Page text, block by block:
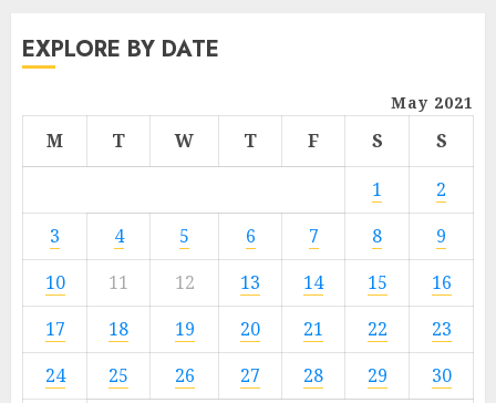
EXPLORE BY DATE
May 2021
M T W T F S
S
1
2
3
4 5 6 7 8
9
10
11 12 13 14 15
16
17
18 19 20 21 22
23
24
25 26 27 28 29
30